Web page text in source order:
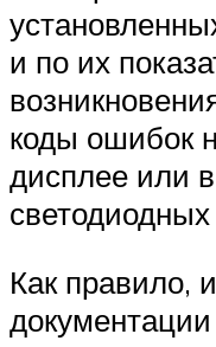
и по их
коды ошибок
дисплее или
Как правило,